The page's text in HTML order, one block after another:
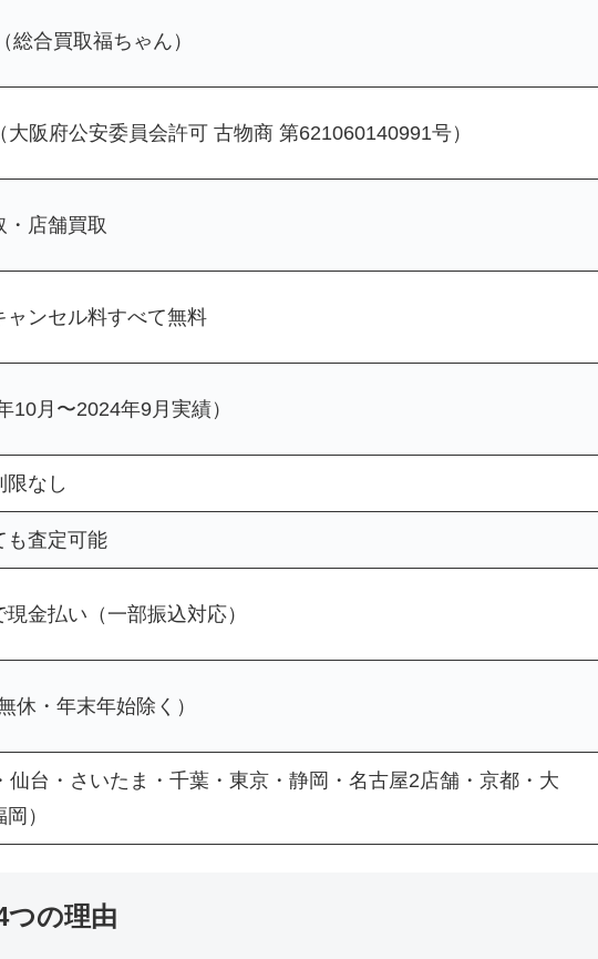
総合買取福ちゃん）
阪府公安委員会許可 古物商 第621060140991号）
・店舗買取
ャンセル料すべて無料
10月〜2024年9月実績）
限なし
も査定可能
金払い（一部振込対応）
休・年末年始除く）
仙台・さいたま・千葉・東京・静岡・名古屋2店舗・京都・大
）
の理由